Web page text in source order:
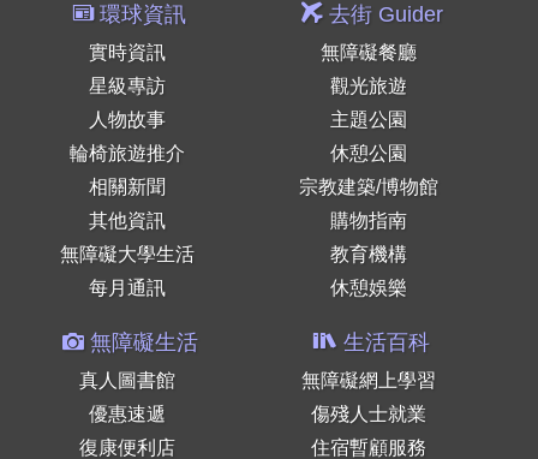
環球資訊
實時資訊
星級專訪
人物故事
輪椅旅遊推介
相關新聞
其他資訊
無障礙大學生活
每月通訊
去街 Guider
無障礙餐廳
觀光旅遊
主題公園
休憩公園
宗教建築/博物館
購物指南
教育機構
休憩娛樂
無障礙生活
真人圖書館
優惠速遞
復康便利店
生活百科
無障礙網上學習
傷殘人士就業
住宿暫顧服務